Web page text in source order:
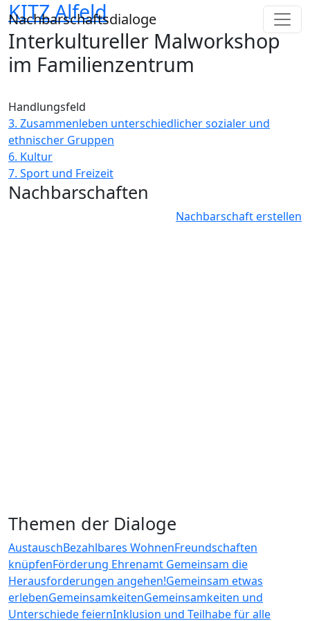
Direkt zum Inhalt
Nachbarschaftsdialoge
KITZ Alfeld
Interkultureller Malworkshop
im Familienzentrum
Handlungsfeld
3. Zusammenleben unterschiedlicher sozialer und
ethnischer Gruppen
6. Kultur
7. Sport und Freizeit
Nachbarschaften
Nachbarschaft erstellen
Themen der Dialoge
AustauschBezahlbares WohnenFreundschaften
knüpfenFörderung Ehrenamt Gemeinsam die
Herausforderungen angehen!Gemeinsam etwas
erlebenGemeinsamkeitenGemeinsamkeiten und
Unterschiede feiernInklusion und Teilhabe für alle